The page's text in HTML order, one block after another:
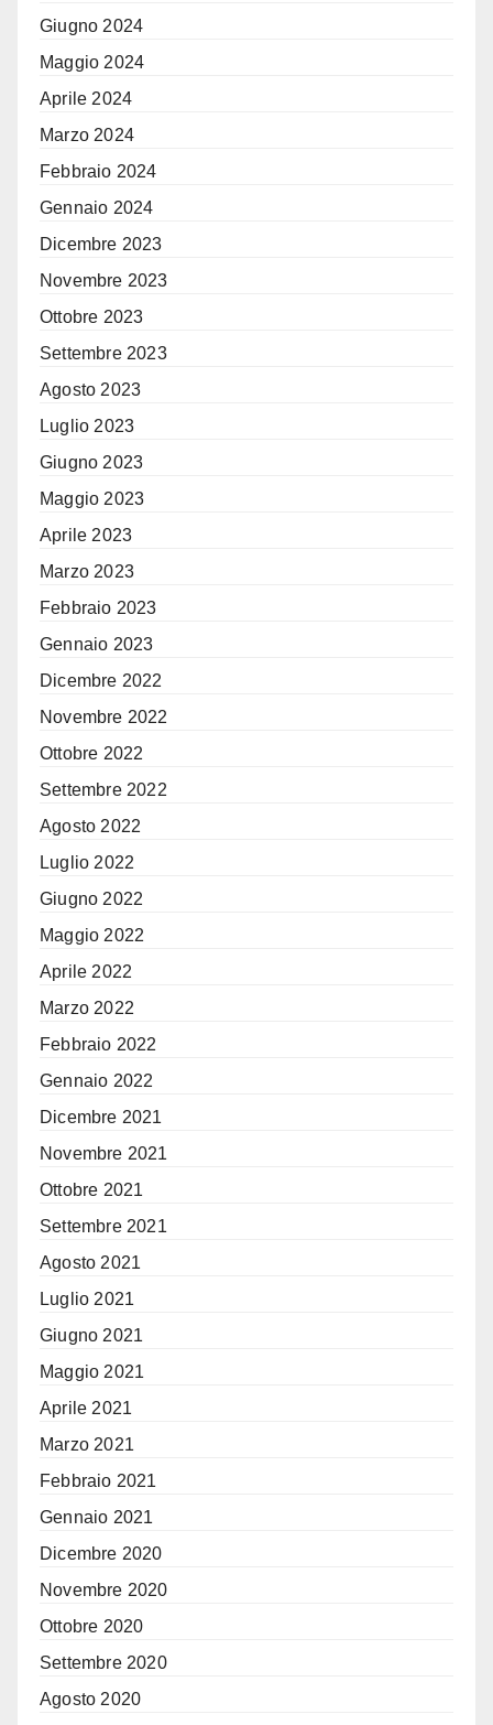
Giugno 2024
Maggio 2024
Aprile 2024
Marzo 2024
Febbraio 2024
Gennaio 2024
Dicembre 2023
Novembre 2023
Ottobre 2023
Settembre 2023
Agosto 2023
Luglio 2023
Giugno 2023
Maggio 2023
Aprile 2023
Marzo 2023
Febbraio 2023
Gennaio 2023
Dicembre 2022
Novembre 2022
Ottobre 2022
Settembre 2022
Agosto 2022
Luglio 2022
Giugno 2022
Maggio 2022
Aprile 2022
Marzo 2022
Febbraio 2022
Gennaio 2022
Dicembre 2021
Novembre 2021
Ottobre 2021
Settembre 2021
Agosto 2021
Luglio 2021
Giugno 2021
Maggio 2021
Aprile 2021
Marzo 2021
Febbraio 2021
Gennaio 2021
Dicembre 2020
Novembre 2020
Ottobre 2020
Settembre 2020
Agosto 2020